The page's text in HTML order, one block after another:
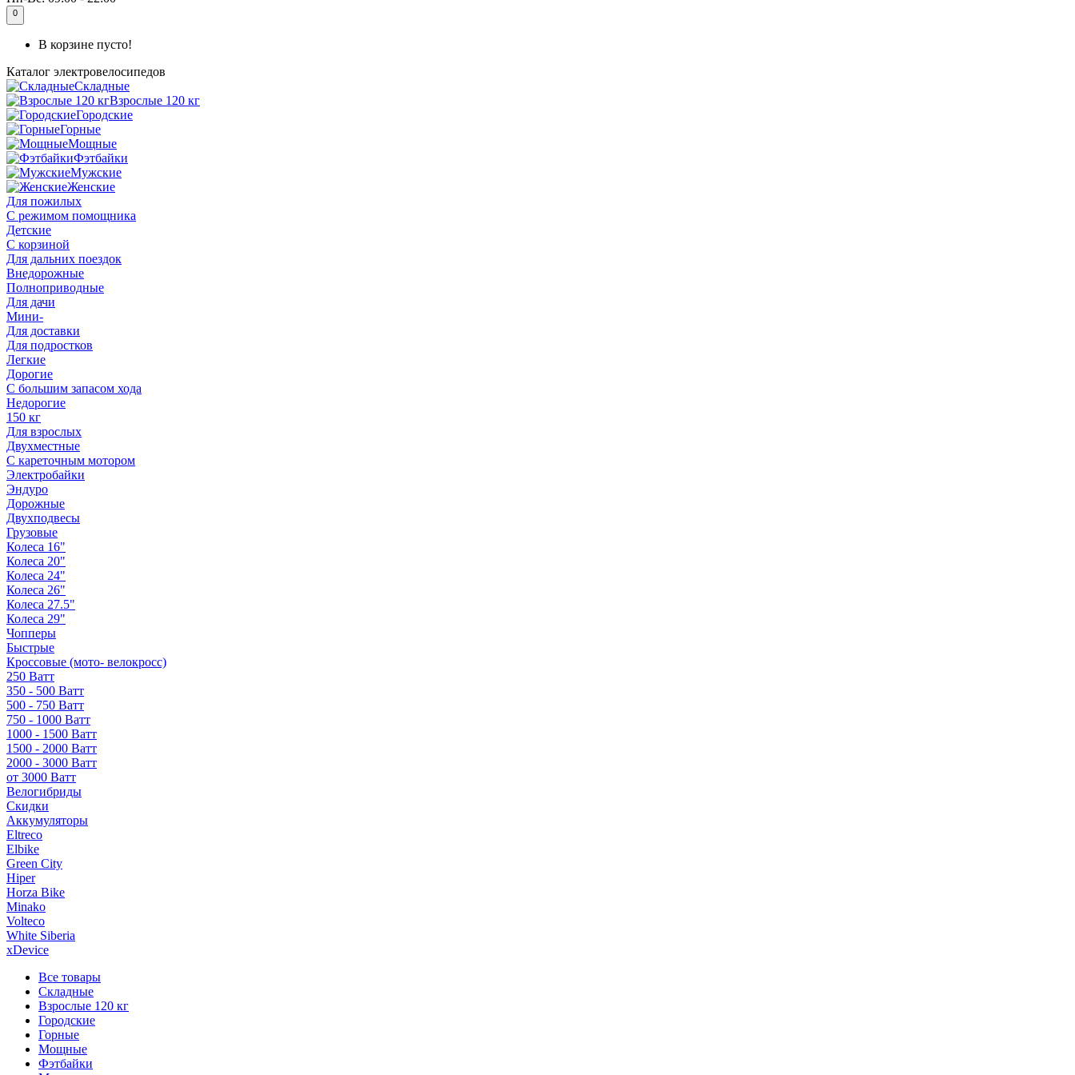
0
В корзине пусто!
Каталог электровелосипедов
Складные
Взрослые 120 кг
Городские
Горные
Мощные
Фэтбайки
Мужские
Женские
Для пожилых
С режимом помощника
Детские
С корзиной
Для дальних поездок
Внедорожные
Полноприводные
Для дачи
Мини-
Для доставки
Для подростков
Легкие
Дорогие
С большим запасом хода
Недорогие
150 кг
Для взрослых
Двухместные
С кареточным мотором
Электробайки
Эндуро
Дорожные
Двухподвесы
Грузовые
Колеса 16"
Колеса 20"
Колеса 24"
Колеса 26"
Колеса 27.5"
Колеса 29"
Чопперы
Быстрые
Кроссовые (мото- велокросс)
250 Ватт
350 - 500 Ватт
500 - 750 Ватт
750 - 1000 Ватт
1000 - 1500 Ватт
1500 - 2000 Ватт
2000 - 3000 Ватт
от 3000 Ватт
Велогибриды
Скидки
Аккумуляторы
Eltreco
Elbike
Green City
Hiper
Horza Bike
Minako
Volteco
White Siberia
xDevice
Все товары
Складные
Взрослые 120 кг
Городские
Горные
Мощные
Фэтбайки